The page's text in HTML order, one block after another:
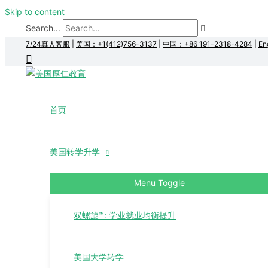
Skip to content
Search...
7/24真人客服 美国：+1(412)756-3137 中国：+86 191-2318-4284
首页
美国转学升学
Menu Toggle
双螺旋™: 学业就业均衡提升
美国大学转学